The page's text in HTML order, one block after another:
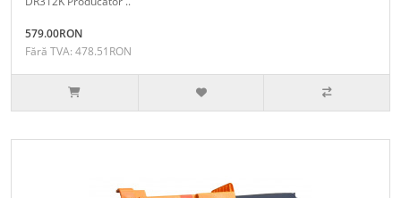
579.00RON
Fără TVA: 478.51RON